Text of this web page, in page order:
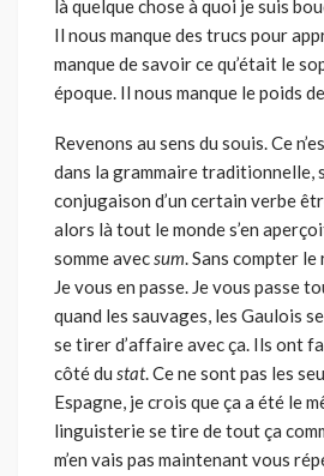
là quelque chose à quoi je suis
Il nous manque des trucs pour
manque de savoir ce qu’était le
époque. Il nous manque le poids
Revenons au sens du souis. Ce
dans la grammaire traditionnelle,
conjugaison d’un certain verbe
alors là tout le monde s’en
somme avecsum. Sans compter
Je vous en passe. Je vous passe
quand les sauvages, les Gaulois
se tirer d’affaire avec ça. Ils ont
côté du stat. Ce ne sont pas les
Espagne, je crois que ça a été le
linguisterie se tire de tout ça
m’en vais pas maintenant vous